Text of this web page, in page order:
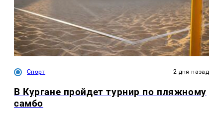
Спорт 2 дня назад
В Кургане пройдет турнир по пляжному
самбо